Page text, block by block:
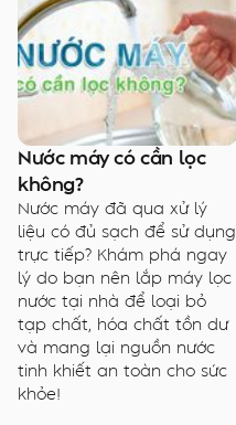
Nước máy có cần lọc
không?
Nước máy đã qua xử lý
liệu có đủ sạch để sử dụng
trực tiếp? Khám phá ngay
lý do bạn nên lắp máy lọc
nước tại nhà để loại bỏ
tạp chất, hóa chất tồn dư
và mang lại nguồn nước
tinh khiết an toàn cho sức
khỏe!